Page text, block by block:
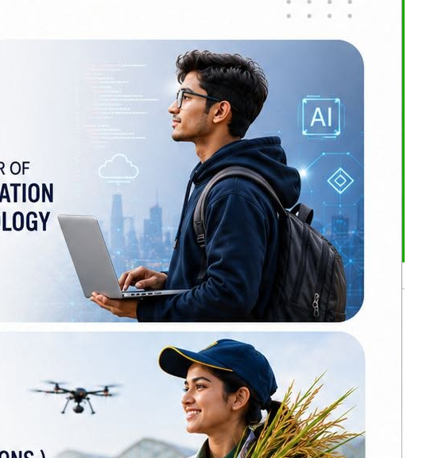
छन् ।
सडकदेखि सदनसम्म
भर्खरै
ढल्केवरमै ट्रमा
प्रतिनिधिसभामा
सांसद चन्द्रमोहन
यादवको मौन विरोध